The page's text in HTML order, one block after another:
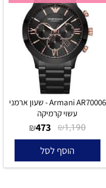
Armani AR70006 - שעון ארמני
עשוי קרמיקה
₪1,190
₪473
הוסף לסל